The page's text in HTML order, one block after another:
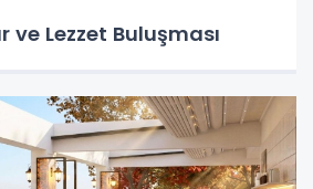
Lezzet Buluşması